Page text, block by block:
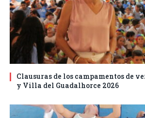
Clausuras de los campamentos de
y Villa del Guadalhorce 2026